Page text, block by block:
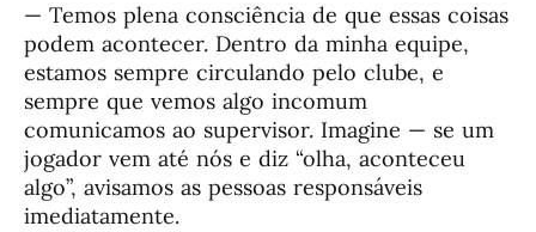
— Temos plena consciência de que essas coisas
podem acontecer. Dentro da minha equipe,
estamos sempre circulando pelo clube, e
sempre que vemos algo incomum
comunicamos ao supervisor. Imagine — se um
jogador vem até nós e diz “olha, aconteceu
algo”, avisamos as pessoas responsáveis
imediatamente.